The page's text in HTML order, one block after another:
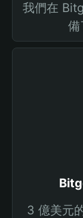
我們在
備
3 億美元